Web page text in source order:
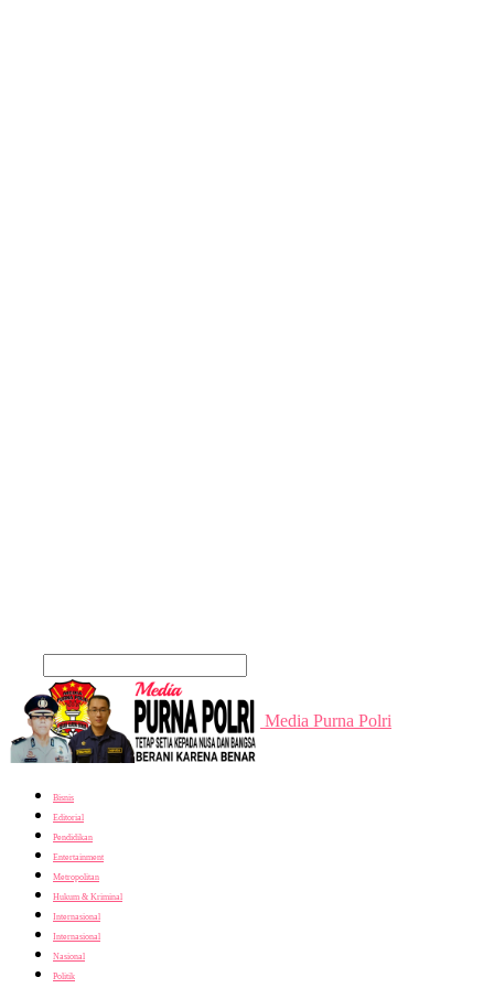
Media Purna Polri
Bisnis
Editorial
Pendidikan
Entertainment
Metropolitan
Hukum & Kriminal
Internasional
Internasional
Nasional
Politik